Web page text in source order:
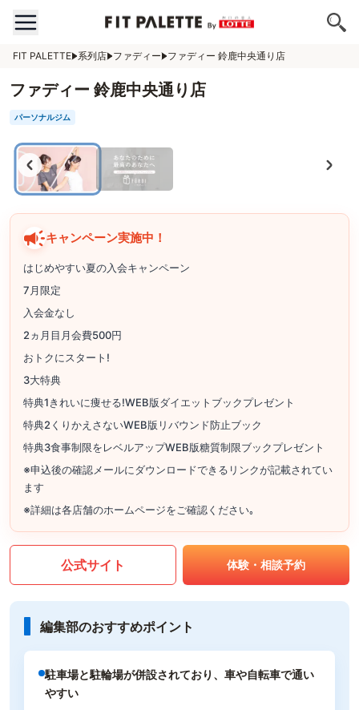
FIT PALETTE 系列店 ファディー ファディー 鈴鹿中央通り店
ファディー 鈴鹿中央通り店
パーソナルジム
キャンペーン実施中！
はじめやすい夏の入会キャンペーン
7月限定
入会金なし
2ヵ月目月会費500円
おトクにスタート!
3大特典
特典1きれいに痩せる!WEB版ダイエットブックプレゼント
特典2くりかえさないWEB版リバウンド防止ブック
特典3食事制限をレベルアップWEB版糖質制限ブックプレゼント
※申込後の確認メールにダウンロードできるリンクが記載されてい
ます
※詳細は各店舗のホームページをご確認ください｡
公式サイト 体験・相談予約
編集部のおすすめポイント
駐車場と駐輪場が併設されており、車や自転車で通い
やすい